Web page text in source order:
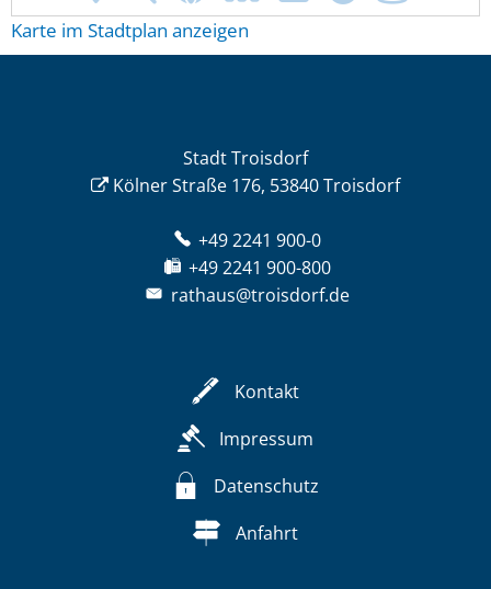
Karte im Stadtplan anzeigen
Stadt Troisdorf
Kölner Straße 176, 53840 Troisdorf
+49 2241 900-0
+49 2241 900-800
rathaus@troisdorf.de
Kontakt
Impressum
Datenschutz
Anfahrt